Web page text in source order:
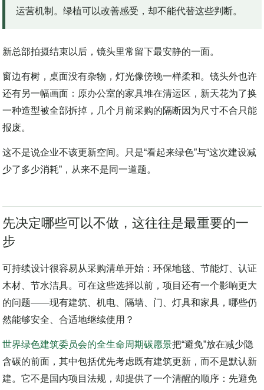
运营机制。绿植可以改善感受，却不能代替这些判断。
新总部拍摄结束以后，镜头里常留下最安静的一面。
窗边有树，桌面没有杂物，灯光像傍晚一样柔和。镜头外也许
还有另一幅画面：原办公室的家具堆在清运区，新天花为了换
一种造型被全部拆掉，几个月前采购的隔断因为尺寸不合只能
报废。
这不是说企业不该更新空间。只是“看起来绿色”与“这次建设减
少了多少消耗”，从来不是同一道题。
先决定哪些可以不做，这往往是最重要的一
步
可持续设计很容易从采购清单开始：环保地毯、节能灯、认证
木材、节水洁具。可在这些选择以前，项目还有一个影响更大
的问题——现有建筑、机电、隔墙、门、灯具和家具，哪些仍
然能够安全、合适地继续使用？
世界绿色建筑委员会的全生命周期碳愿景把“避免”放在减少隐
含碳的前面，其中包括优先考虑既有建筑更新，而不是默认新
建。它不是国内项目法规，却提供了一个清醒的顺序：先避免